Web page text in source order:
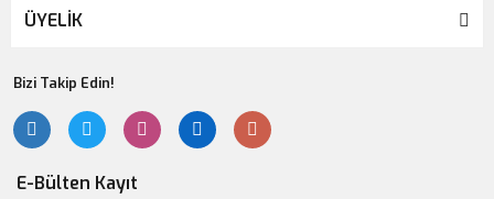
ÜYELİK
Bizi Takip Edin!
E-Bülten Kayıt